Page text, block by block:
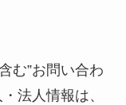
む”お問い合わ
法人情報は、